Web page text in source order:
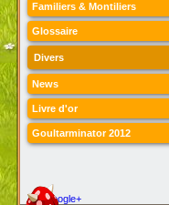
Familiers & Montiliers
Glossaire
Divers
News
Livre d'or
Goultarminator 2012
Google+